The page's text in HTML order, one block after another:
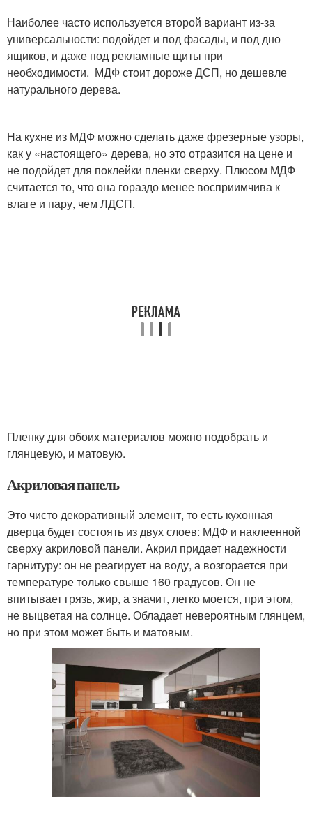
Наиболее часто используется второй вариант из-за
универсальности: подойдет и под фасады, и под дно
ящиков, и даже под рекламные щиты при
необходимости. МДФ стоит дороже ДСП, но дешевле
натурального дерева.
На кухне из МДФ можно сделать даже фрезерные узоры,
как у «настоящего» дерева, но это отразится на цене и
не подойдет для поклейки пленки сверху. Плюсом МДФ
считается то, что она гораздо менее восприимчива к
влаге и пару, чем ЛДСП.
Пленку для обоих материалов можно подобрать и
глянцевую, и матовую.
Акриловая панель
Это чисто декоративный элемент, то есть кухонная
дверца будет состоять из двух слоев: МДФ и наклеенной
сверху акриловой панели. Акрил придает надежности
гарнитуру: он не реагирует на воду, а возгорается при
температуре только свыше 160 градусов. Он не
впитывает грязь, жир, а значит, легко моется, при этом,
не выцветая на солнце. Обладает невероятным глянцем,
но при этом может быть и матовым.